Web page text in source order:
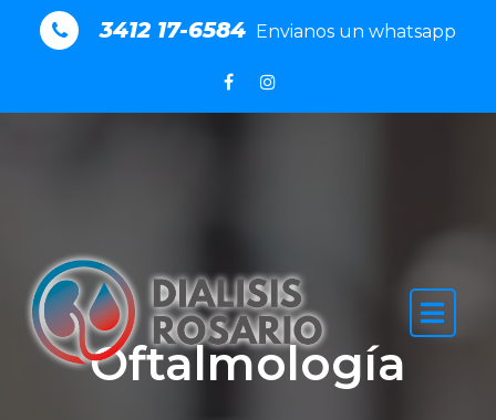
3412 17-6584 Envianos un whatsapp
Oftalmología